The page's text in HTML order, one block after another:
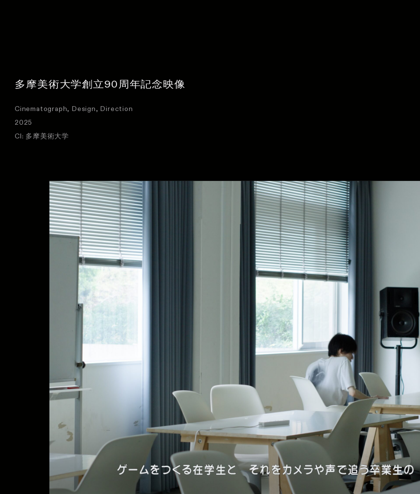
多摩美術大学創立90周年記念映像
Cinematograph Design
Direction
2025
Cl: 多摩美術大学